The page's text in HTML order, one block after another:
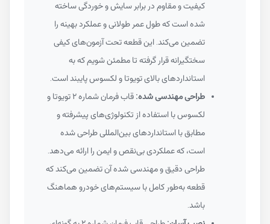
کیفیت و مقاوم در برابر سایش و خوردگی ساخته
شده است که طول عمر طولانی و عملکرد بهینه را
تضمین می‌کند. این قطعه تحت آزمون‌های کیفی
سختگیرانه قرار گرفته تا مطمئن شویم که به
استانداردهای بالای تویوتا و لکسوس پایبند است.
طراحی مهندسی شده:
قاب فرمان شماره ۲ تویوتا و
لکسوس با استفاده از تکنولوژی‌های پیشرفته و
مطابق با استانداردهای بین‌المللی طراحی شده
است، که عملکردی بی‌نقص و ایمن را ارائه می‌دهد.
طراحی دقیق و مهندسی شده آن تضمین می‌کند که
قطعه به‌طور کامل با سیستم‌های خودرو هماهنگ
باشد.